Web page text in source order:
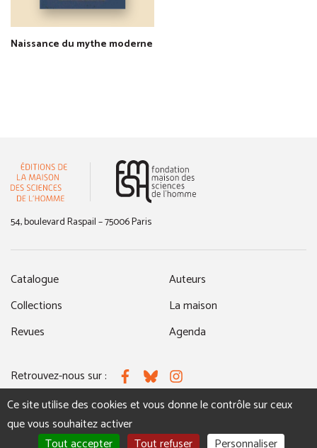
Naissance du mythe moderne
54, boulevard Raspail – 75006 Paris
Catalogue
Collections
Revues
Auteurs
La maison
Agenda
Retrouvez-nous sur : FacebookBlueskyInstagram
MENTIONS LÉGALES NOUS CONTACTER
Ce site utilise des cookies et vous donne le contrôle sur ceux
que vous souhaitez activer
Tout accepter
Tout refuser Personnaliser